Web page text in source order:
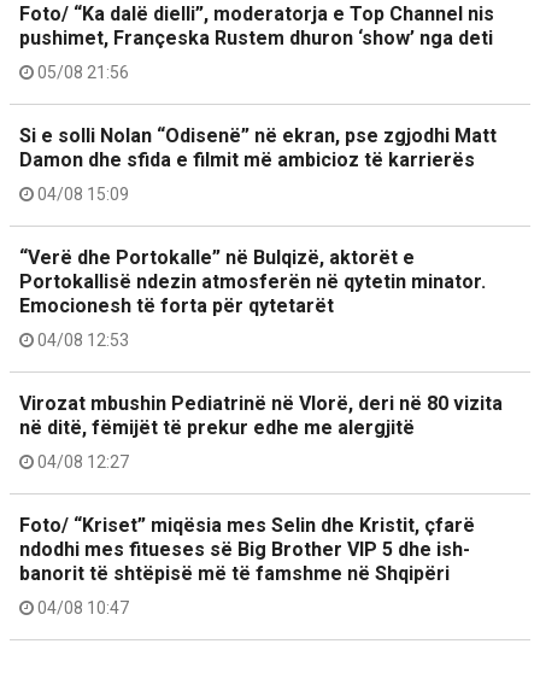
Foto/ “Ka dalë dielli”, moderatorja e Top Channel nis
pushimet, Françeska Rustem dhuron ‘show’ nga deti
05/08 21:56
Si e solli Nolan “Odisenë” në ekran, pse zgjodhi Matt
Damon dhe sfida e filmit më ambicioz të karrierës
04/08 15:09
“Verë dhe Portokalle” në Bulqizë, aktorët e
Portokallisë ndezin atmosferën në qytetin minator.
Emocionesh të forta për qytetarët
04/08 12:53
Virozat mbushin Pediatrinë në Vlorë, deri në 80 vizita
në ditë, fëmijët të prekur edhe me alergjitë
04/08 12:27
Foto/ “Kriset” miqësia mes Selin dhe Kristit, çfarë
ndodhi mes fitueses së Big Brother VIP 5 dhe ish-
banorit të shtëpisë më të famshme në Shqipëri
04/08 10:47